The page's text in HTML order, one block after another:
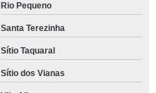
Rio Pequeno
Santa Terezinha
Sítio Taquaral
Sítio dos Vianas